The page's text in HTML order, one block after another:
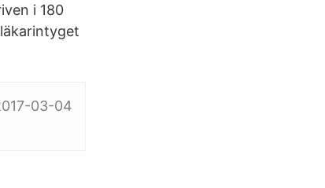
i 180
03-04